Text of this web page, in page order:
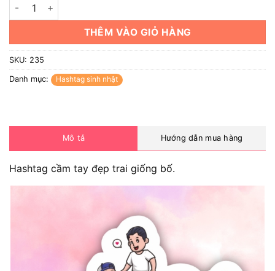
THÊM VÀO GIỎ HÀNG
SKU: 235
Danh mục: Hashtag sinh nhật
Mô tả Hướng dẫn mua hàng
Hashtag cầm tay đẹp trai giống bố.